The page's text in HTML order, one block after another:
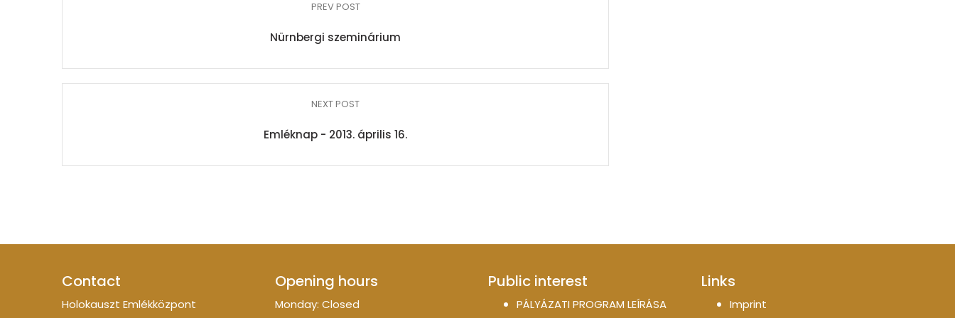
PREV POST
Nürnbergi szeminárium
NEXT POST
Emléknap - 2013. április 16.
Contact
Holokauszt Emlékközpont
Opening hours
Monday: Closed
Public interest
PÁLYÁZATI PROGRAM LEÍRÁSA
Links
Imprint